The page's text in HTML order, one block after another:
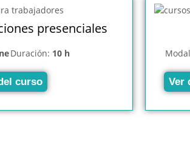
presenciales
Duración: 10 h
curso Ver